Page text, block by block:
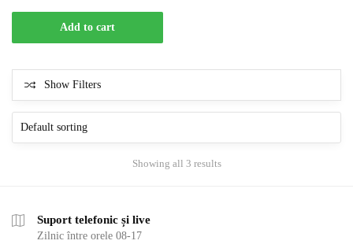
Add to cart
Show Filters
Showing all 3 results
Suport telefonic și live
Zilnic între orele 08-17